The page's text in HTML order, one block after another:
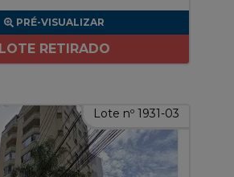
PRÉ-VISUALIZAR
LOTE RETIRADO
Lote nº 1931-03